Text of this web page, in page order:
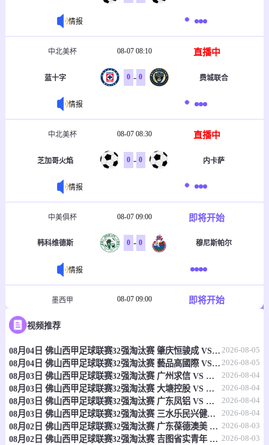
情报
中北美杯 08-07 08:10 直播中
蓝十字 0 - 0 费城联合
情报
中北美杯 08-07 08:30 直播中
芝加哥火焰 0 - 0 内卡萨
情报
中美俱杯 08-07 09:00 即将开始
韩科维德斯 0 - 0 穆尼斯帕尔
情报
墨西甲 08-07 09:00 即将开始
多拉多斯
情报
墨西甲 08-07 09:00 即将开始
哥达拿查拉大学 0 - 0 克雷卡米诺斯
情报
视频推荐
08月04日 佛山西甲足球联赛32强淘汰赛 肇庆恒骏成 VS 三七互娱 全场录像 2026-08-05
08月04日 佛山西甲足球联赛32强淘汰赛 藝品高國際 VS 湛江狂狼·粵辉能源 全场录像 2026-08-05
08月03日 佛山西甲足球联赛32强淘汰赛 广州求信 VS 顺德新青年 全场录像 2026-08-04
08月03日 佛山西甲足球联赛32强淘汰赛 大塘控股 VS 茂名市点都得 全场录像 2026-08-04
08月03日 佛山西甲足球联赛32强淘汰赛 广东凤铝 VS 湛江八部科技 全场录像 2026-08-04
08月03日 佛山西甲足球联赛32强淘汰赛 三水乐民兴健力宝 VS 中国澳门澳科精英 全场录像 2026-08-04
08月02日 佛山西甲足球联赛32强淘汰赛 广东葆德澳美 VS 白坭兴龙 全场录像 2026-08-03
08月02日 佛山西甲足球联赛32强淘汰赛 吉图省实青年 VS 德兢艾捷斯 全场录像 2026-08-03